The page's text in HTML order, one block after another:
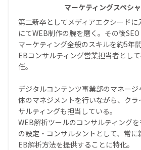
マーケティングスペシ
第二新卒としてメディアエクシード
にてWEB制作の腕を磨く。その後
マーケティング全般のスキルを約5年
EBコンサルティング営業担当者とし
任。
デジタルコンテンツ事業部のマネージ
体のマネジメントを行いながら、クラ
サルティングも担当している。
WEB解析ツールのコンサルティング
の設定・コンサルタントとして、常
EB解析方法を提供することに特化。